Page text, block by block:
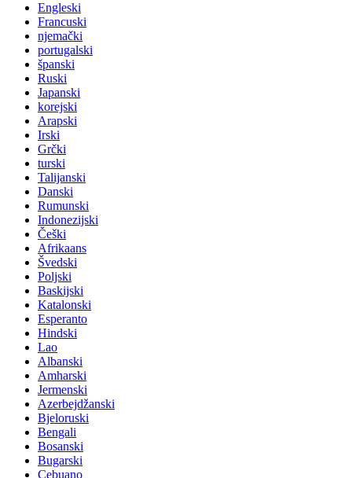
Engleski
Francuski
njemački
portugalski
španski
Ruski
Japanski
korejski
Arapski
Irski
Grčki
turski
Talijanski
Danski
Rumunski
Indonezijski
Češki
Afrikaans
Švedski
Poljski
Baskijski
Katalonski
Esperanto
Hindski
Lao
Albanski
Amharski
Jermenski
Azerbejdžanski
Bjeloruski
Bengali
Bosanski
Bugarski
Cebuano